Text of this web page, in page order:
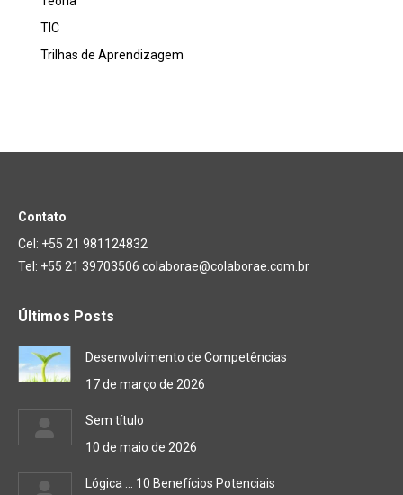
TIC
Trilhas de Aprendizagem
Contato
Cel: +55 21 981124832
Tel: +55 21 39703506 colaborae@colaborae.com.br
Últimos Posts
Desenvolvimento de Competências
17 de março de 2026
Sem título
10 de maio de 2026
Lógica … 10 Benefícios Potenciais